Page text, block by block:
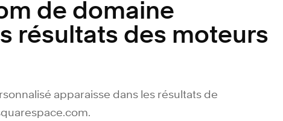
de domaine
résultats des moteurs
apparaisse dans les résultats de